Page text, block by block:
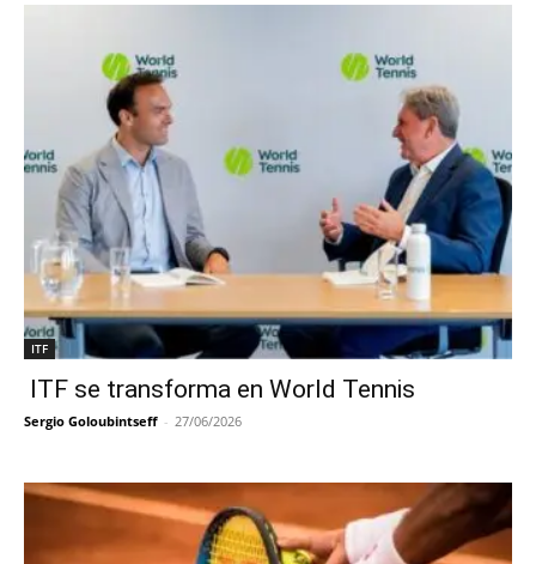
ITF
ITF se transforma en World Tennis
Sergio Goloubintseff - 27/06/2026